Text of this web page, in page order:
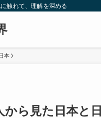
触れて、理解を深める
本
から見た日本